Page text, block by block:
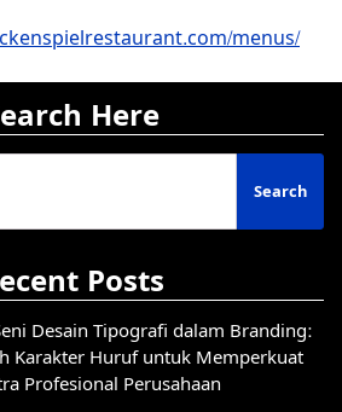
menus/
Here
Posts
Desain Tipografi dalam Branding:
Karakter Huruf untuk Memperkuat
Profesional Perusahaan